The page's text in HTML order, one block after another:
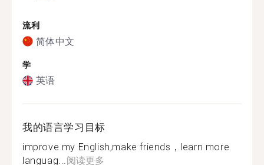
流利
简体中文
学
英语
我的语言学习目标
improve my English,make friends，learn more
languag...阅读更多